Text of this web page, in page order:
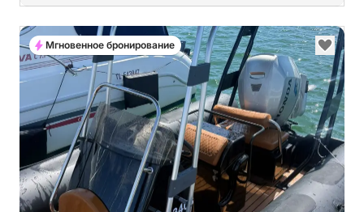
Мгновенное бронирование